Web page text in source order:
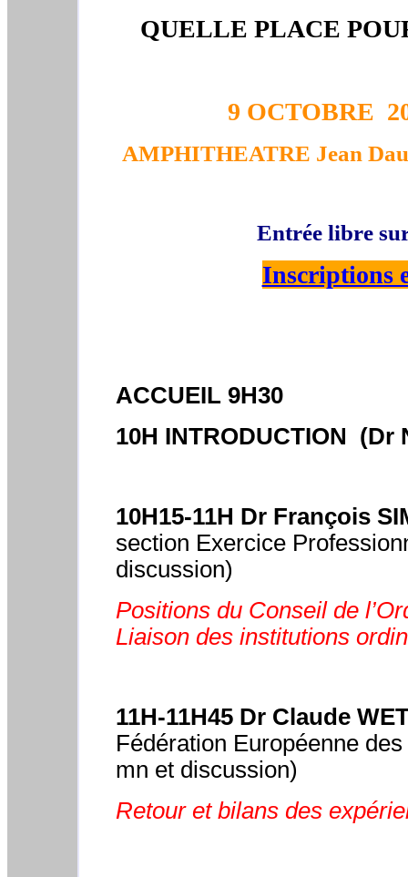
QUELLE PLACE
9 OCTOBRE
AMPHITHEATRE Jean
Entrée libre
Inscriptions
ACCUEIL 9H30
10H INTRODUCTION (Dr
10H15-11H Dr François
section Exercice
discussion)
Positions du Conseil de
Liaison des institutions
11H-11H45 Dr Claude
Fédération Européenne
mn et discussion)
Retour et bilans des